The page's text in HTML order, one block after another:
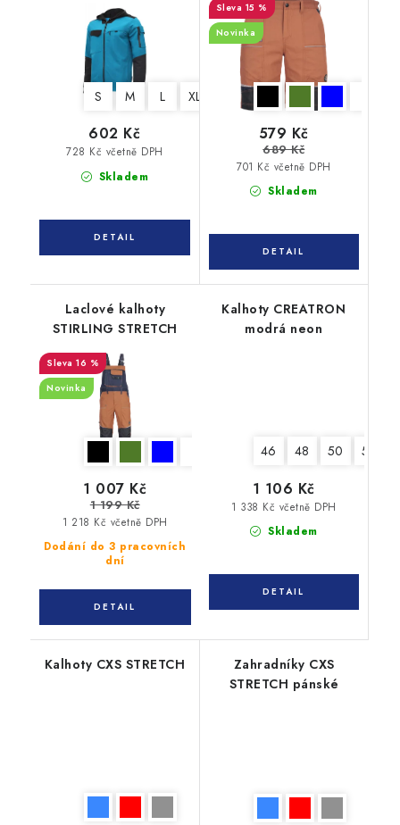
S M L XL
Skladem
728 Kč včetně DPH
602 Kč
15 %
Novinka
Skladem
701 Kč včetně DPH
579 Kč
689 Kč
Laclové kalhoty
STIRLING STRETCH
16 %
Novinka
Dodání do 3 pracovních
dní
1 218 Kč včetně DPH
1 007 Kč
1 199 Kč
Kalhoty CREATRON
modrá neon
46 48 50 52
Skladem
1 338 Kč včetně DPH
1 106 Kč
Kalhoty CXS STRETCH
Zahradníky CXS
STRETCH pánské